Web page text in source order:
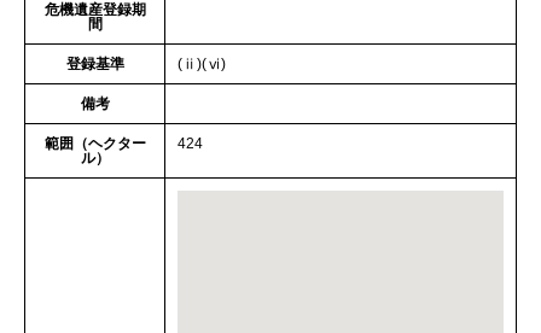
危機遺産登録期
間
登録基準 (ⅱ)(ⅵ)
備考
範囲（ヘクター
ル）
424